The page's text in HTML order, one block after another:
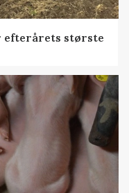
efterårets største